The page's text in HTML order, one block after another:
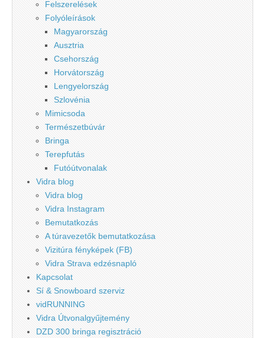
Felszerelések
Folyóleírások
Magyarország
Ausztria
Csehország
Horvátország
Lengyelország
Szlovénia
Mimicsoda
Természetbúvár
Bringa
Terepfutás
Futóútvonalak
Vidra blog
Vidra blog
Vidra Instagram
Bemutatkozás
A túravezetők bemutatkozása
Vizitúra fényképek (FB)
Vidra Strava edzésnapló
Kapcsolat
Sí & Snowboard szerviz
vidRUNNING
Vidra Útvonalgyűjtemény
DZD 300 bringa regisztráció